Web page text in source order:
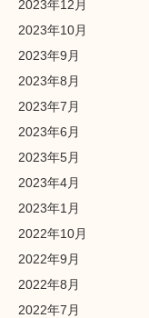
2023年12月
2023年10月
2023年9月
2023年8月
2023年7月
2023年6月
2023年5月
2023年4月
2023年1月
2022年10月
2022年9月
2022年8月
2022年7月